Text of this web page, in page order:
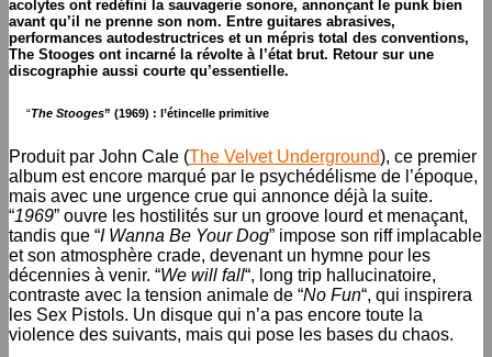
acolytes ont redéfini la sauvagerie sonore, annonçant le punk bien
avant qu’il ne prenne son nom. Entre guitares abrasives,
performances autodestructrices et un mépris total des conventions,
The Stooges ont incarné la révolte à l’état brut. Retour sur une
discographie aussi courte qu’essentielle.
“The Stooges” (1969) : l’étincelle primitive
Produit par John Cale (The Velvet Underground), ce premier
album est encore marqué par le psychédélisme de l’époque,
mais avec une urgence crue qui annonce déjà la suite.
“1969” ouvre les hostilités sur un groove lourd et menaçant,
tandis que “I Wanna Be Your Dog” impose son riff implacable
et son atmosphère crade, devenant un hymne pour les
décennies à venir. “We will fall“, long trip hallucinatoire,
contraste avec la tension animale de “No Fun“, qui inspirera
les Sex Pistols. Un disque qui n’a pas encore toute la
violence des suivants, mais qui pose les bases du chaos.